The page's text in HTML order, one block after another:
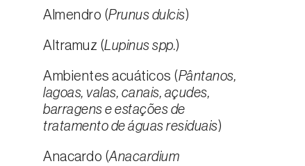
Almendro (Prunus dulcis)
Altramuz (Lupinus spp.)
Ambientes acuáticos (Pântanos,
lagoas, valas, canais, açudes,
barragens e estações de
tratamento de águas residuais)
Anacardo (Anacardium